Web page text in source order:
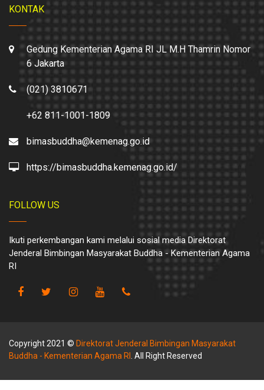
KONTAK
Gedung Kementerian Agama RI JL M.H Thamrin Nomor
6 Jakarta
(021) 3810671
+62 811-1001-1809
bimasbuddha@kemenag.go.id
https://bimasbuddha.kemenag.go.id/
FOLLOW US
Ikuti perkembangan kami melalui sosial media Direktorat
Jenderal Bimbingan Masyarakat Buddha - Kementerian Agama
RI
Copyright 2021 © Direktorat Jenderal Bimbingan Masyarakat
Buddha - Kementerian Agama RI . All Right Reserved